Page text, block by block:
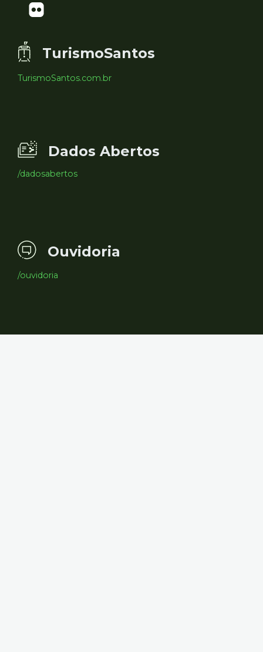
TurismoSantos
TurismoSantos.com.br
Dados Abertos
/dadosabertos
Ouvidoria
/ouvidoria